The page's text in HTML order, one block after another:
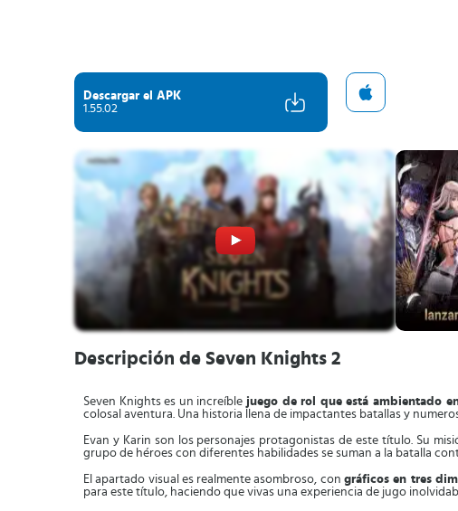
Descargar el APK
1.55.02
Descripción de Seven Knights 2
Seven Knights es un increíble juego de rol que está ambientado
colosal aventura. Una historia llena de impactantes batallas y
Evan y Karin son los personajes protagonistas de este título. Su
grupo de héroes con diferentes habilidades se suman a la batalla
El apartado visual es realmente asombroso, con gráficos en tres
para este título, haciendo que vivas una experiencia de jugo